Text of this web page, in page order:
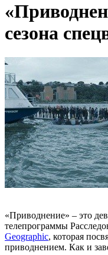
сезона
«Приводнение» – это
телепрограммы
Geographic, которая
приводнением. Как и